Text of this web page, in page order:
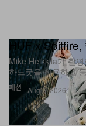
패션
HUF x Spitfire,
Mike Heikkila가 촬
하드굿을 착용하고
Aug 6, 2026